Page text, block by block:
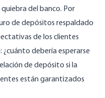
del banco. Por
de depósitos respaldado
de los clientes
¿cuánto debería esperarse
de depósito si la
están garantizados